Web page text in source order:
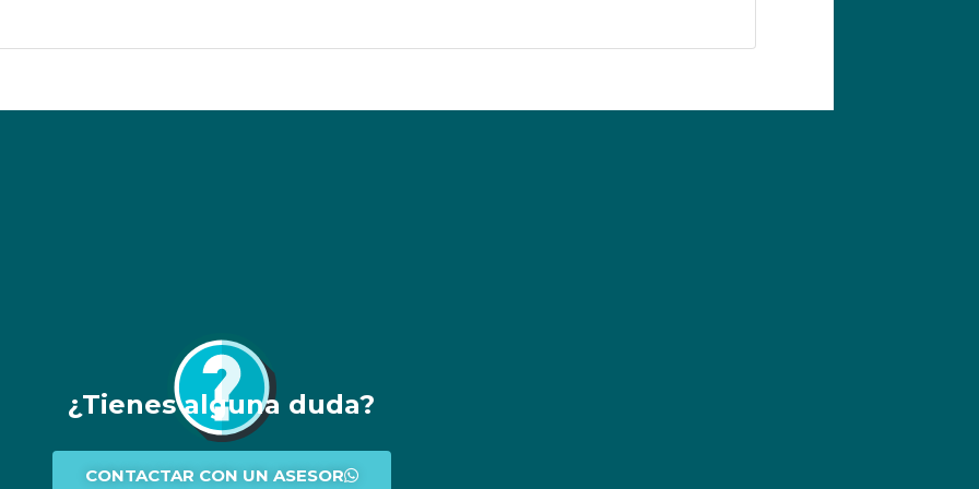
¿Tienes alguna duda?
CONTACTAR CON UN ASESOR